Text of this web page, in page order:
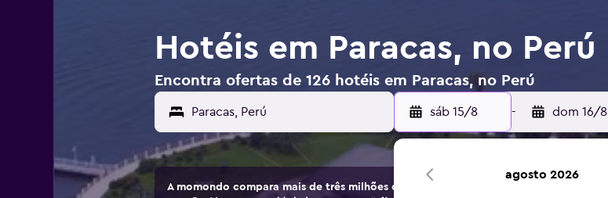
Hotéis em Paracas, no Perú
Encontra ofertas de 126 hotéis em Paracas, no Perú
sáb 15/8 - dom 16/8
A momondo compara mais de três milhões de opções de hotéis e alojamento.
agosto 2026